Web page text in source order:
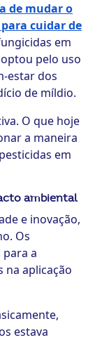
de mudar o
cuidar de
em
pelo uso
estar dos
de míldio.
O que hoje
a maneira
em
ambiental
e inovação,
Os
a
na aplicação
estava